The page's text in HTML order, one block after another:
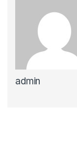
admin